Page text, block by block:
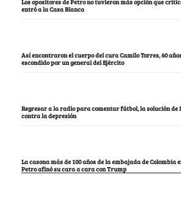
entró a la Casa Blanca
Así encontraron el cuerpo del cura Camilo Torres, 60
escondido por un general del Ejército
Regresar a la radio para comentar fútbol, la solución
contra la depresión
La casona más de 100 años de la embajada de Colombia
Petro afinó su cara a cara con Trump